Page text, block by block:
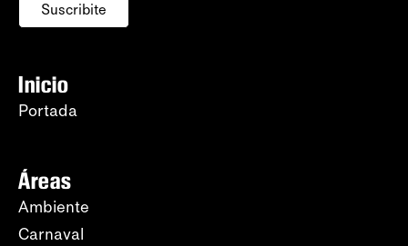
Suscribite
Inicio
Portada
Áreas
Ambiente
Carnaval